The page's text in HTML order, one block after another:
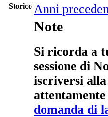
Storico Anni
Note
Si ricorda a
sessione di
iscriversi
domanda di